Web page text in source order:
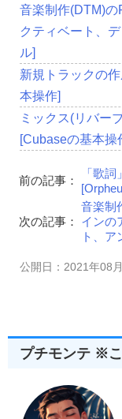
音楽制作(DTM)
クティベート、
ル]
新規トラックの
本操作]
ミックス(リバー
[Cubaseの基本操
前の記事：
「歌
次の記事：
音楽制
インの
ト、ア
公開日：2021年08
プチモンテ ※